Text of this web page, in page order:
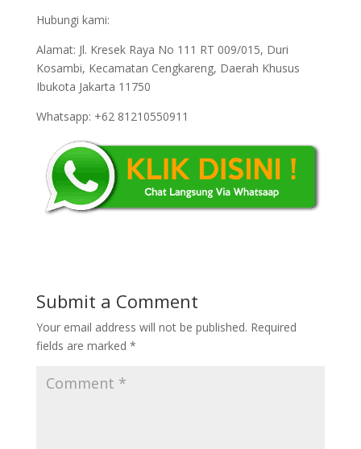
Hubungi kami:
Alamat: Jl. Kresek Raya No 111 RT 009/015, Duri
Kosambi, Kecamatan Cengkareng, Daerah Khusus
Ibukota Jakarta 11750
Whatsapp: +62 81210550911
Submit a Comment
Your email address will not be published. Required
fields are marked *